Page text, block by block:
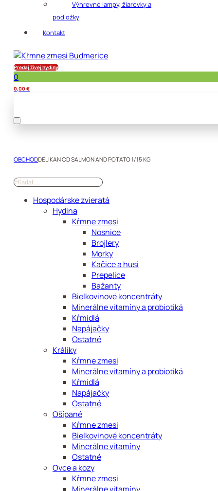
Výhrevné lampy, žiarovky a
podložky
Kontakt
Predaj živej hydiny
0
0,00 €
OBCHODDELIKAN CD SALMON AND POTATO 1/15 KG
Hospodárske zvieratá
Hydina
Kŕmne zmesi
Nosnice
Brojlery
Morky
Kačice a husi
Prepelice
Bažanty
Bielkovinové koncentráty
Minerálne vitamíny a probiotiká
Kŕmidlá
Napájačky
Ostatné
Králiky
Kŕmne zmesi
Minerálne vitamíny a probiotiká
Kŕmidlá
Napájačky
Ostatné
Ošípané
Kŕmne zmesi
Bielkovinové koncentráty
Minerálne vitamíny
Ostatné
Ovce a kozy
Kŕmne zmesi